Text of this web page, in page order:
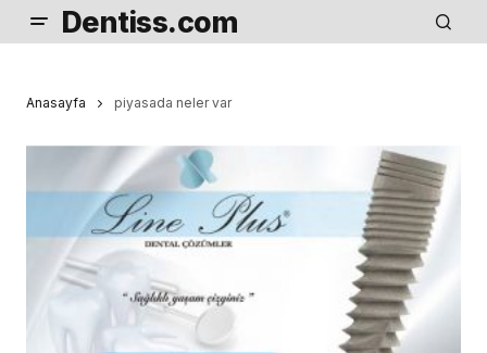
Dentiss.com
Anasayfa piyasada neler var